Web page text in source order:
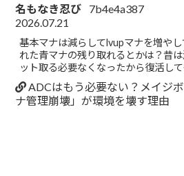
名もなき忍び
7b4e4a387
2026.07.21
基本マナは減らしてlvupマナを増や
れた青マナの残り取れるとかは？昔
ット取る必要なくなったから復活し
ADCはもう必要ない？メイジ
ナ管理崩壊」が環境を壊す理由